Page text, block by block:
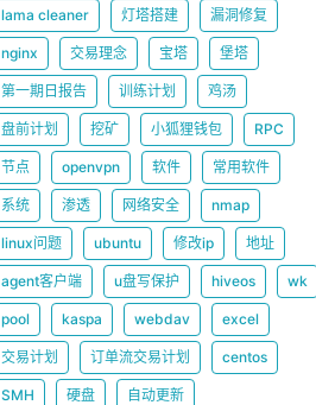
lama cleaner 灯塔搭建 漏洞修复
nginx 交易理念 宝塔 堡塔
第一期日报告 训练计划 鸡汤
盘前计划 挖矿 小狐狸钱包 RPC
节点 openvpn 软件 常用软件
系统 渗透 网络安全 nmap
linux问题 ubuntu 修改ip 地址
agent客户端 u盘写保护 hiveos wk
pool kaspa webdav excel
交易计划 订单流交易计划 centos
SMH 硬盘 自动更新